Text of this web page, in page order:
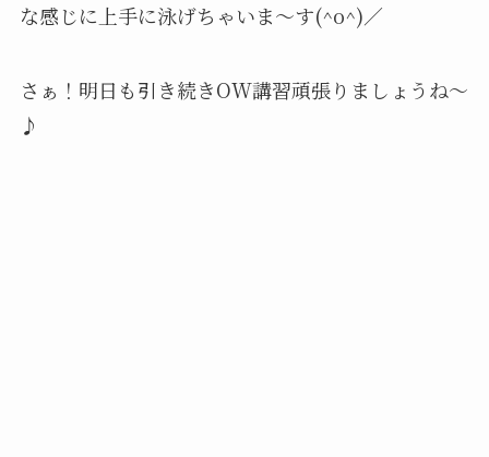
な感じに上手に泳げちゃいま～す(^o^)／
さぁ！明日も引き続きOW講習頑張りましょうね～
♪